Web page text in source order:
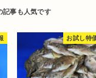
お試し特